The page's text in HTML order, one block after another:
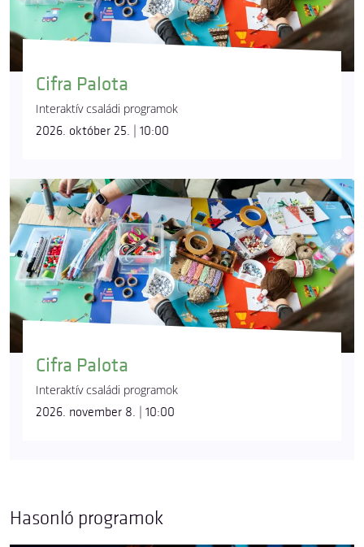
Cifra Palota
Interaktív családi programok
2026. október 25. | 10:00
Cifra Palota
Interaktív családi programok
2026. november 8. | 10:00
Hasonló programok